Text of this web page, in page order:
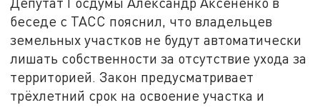
беседе с ТАСС пояснил, что владельцев
земельных участков не будут автоматически
лишать собственности за отсутствие ухода за
территорией. Закон предусматривает
трёхлетний срок на освоение участка и